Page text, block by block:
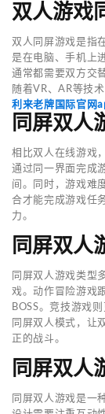
双人游戏
双人同屏游戏是指
是在电脑、手机上
通常都需要双方交
随着VR、AR等技
利来老牌国际官网
同屏双人
相比双人在线游戏
通过同一界面完成
间。同时，游戏难
合才能完成游戏任
力。
同屏双人
同屏双人游戏类型
戏。动作冒险游戏
BOSS。竞技游戏
同屏双人模式，让
正的战斗。
同屏双人
同屏双人游戏是一